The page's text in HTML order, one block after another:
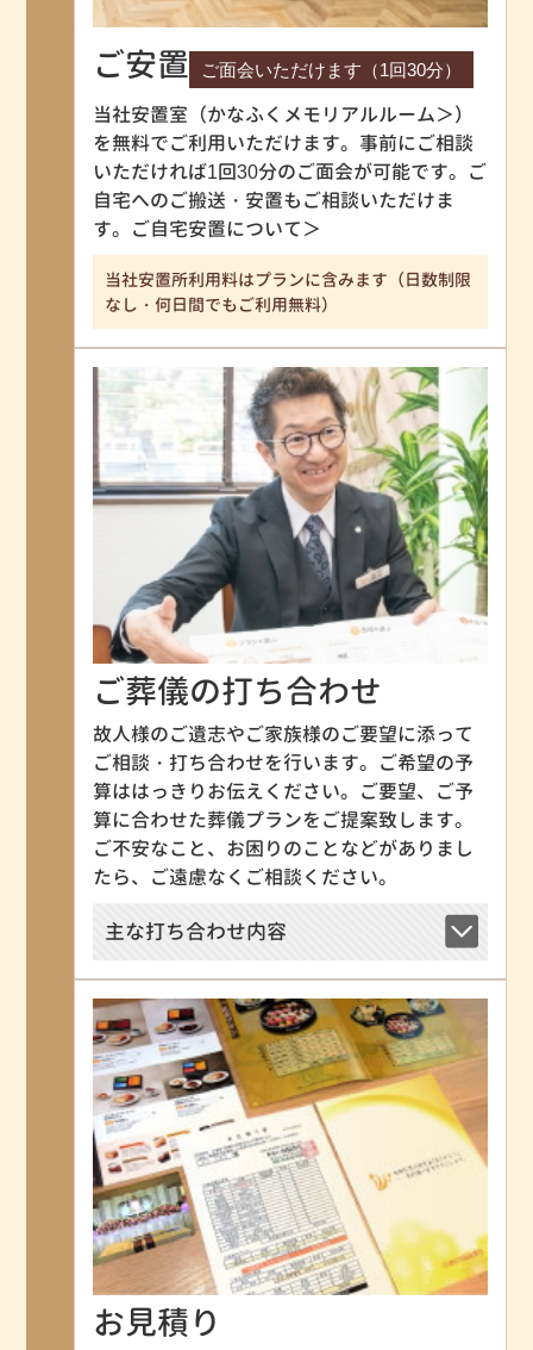
ご安置 ご面会いただけます（1回30分）
当社安置室（かなふくメモリアルルーム＞）
を無料でご利用いただけます。事前にご相談
いただければ1回30分のご面会が可能です。ご
自宅へのご搬送・安置もご相談いただけま
す。 ご自宅安置について＞
当社安置所利用料はプランに含みます（日数制限
なし・何日間でもご利用無料）
ご葬儀の打ち合わせ
故人様のご遺志やご家族様のご要望に添って
ご相談・打ち合わせを行います。ご希望の予
算ははっきりお伝えください。ご要望、ご予
算に合わせた葬儀プランをご提案致します。
ご不安なこと、お困りのことなどがありまし
たら、ご遠慮なくご相談ください。
主な打ち合わせ内容
お見積り